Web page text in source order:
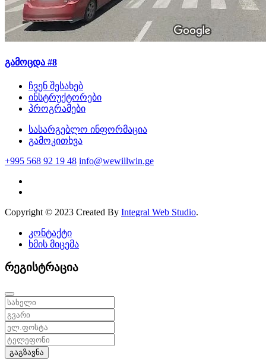
გამოცდა #8
ჩვენ შესახებ
ინსტრუქტორები
პროგრამები
სასარგებლო ინფორმაცია
გამოკითხვა
+995 568 92 19 48 info@wewillwin.ge
Copyright © 2023 Created By Integral Web Studio.
კონტაქტი
ხმის მიცემა
რეგისტრაცია
გაგზავნა